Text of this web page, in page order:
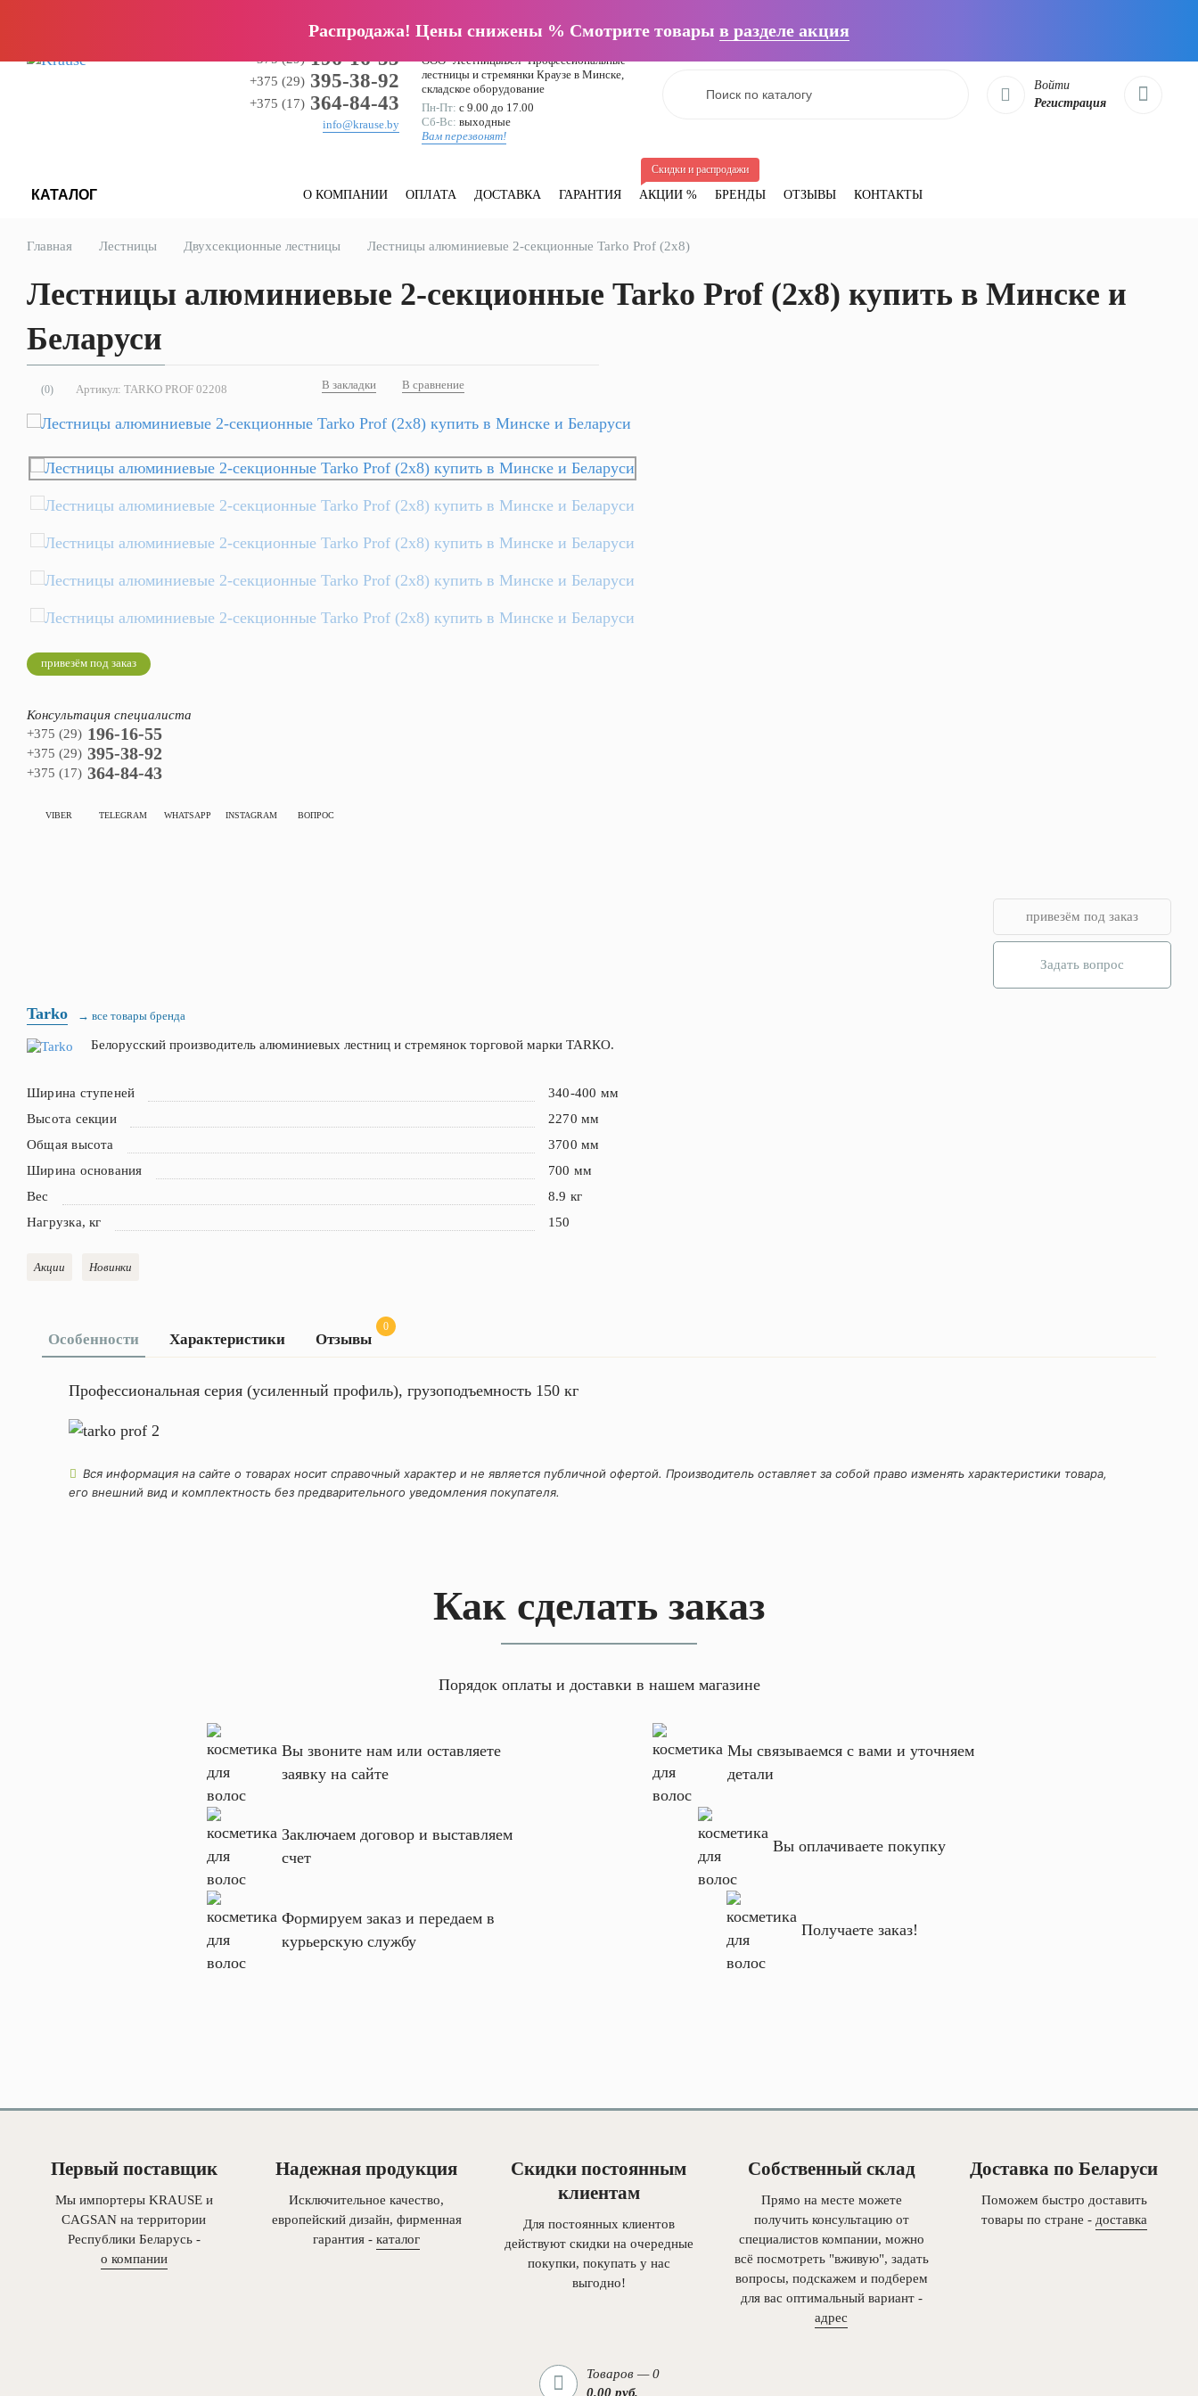
+375 (29) 196-16-55
+375 (29) 395-38-92
+375 (17) 364-84-43
info@krause.by
ООО "ЛестницыБел" Профессиональные
лестницы и стремянки Краузе в Минске,
складское оборудование
Пн-Пт: с 9.00 до 17.00
Сб-Вс: выходные
Вам перезвонят!
Войти
Регистрация
КАТАЛОГ О КОМПАНИИ ОПЛАТА ДОСТАВКА ГАРАНТИЯ АКЦИИ %
Скидки и распродажи
БРЕНДЫ ОТЗЫВЫ КОНТАКТЫ
Главная Лестницы Двухсекционные лестницы Лестницы алюминиевые 2-секционные Tarko Prof (2x8)
Лестницы алюминиевые 2-секционные Tarko Prof (2x8) купить в Минске и
Беларуси
(0) Артикул: TARKO PROF 02208 В закладки В сравнение
привезём под заказ
Консультация специалиста
+375 (29) 196-16-55
+375 (29) 395-38-92
+375 (17) 364-84-43
VIBER TELEGRAM WHATSAPP INSTAGRAM ВОПРОС
привезём под заказ
Задать вопрос
Tarko → все товары бренда
Белорусский производитель алюминиевых лестниц и стремянок торговой марки ТАRКО.
Ширина ступеней
340-400 мм
Высота секции
2270 мм
Общая высота
3700 мм
Ширина основания
700 мм
Вес
8.9 кг
Нагрузка, кг
150
Акции Новинки
Особенности Характеристики Отзывы
0
Профессиональная серия (усиленный профиль), грузоподъемность 150 кг
Ширина
ступеней
340-
400
Высота
секции
2270
мм
Оставить
отзыв
оценка
—
Вся информация на сайте о товарах носит справочный характер и не является публичной офертой. Производитель оставляет за собой право изменять характеристики товара,
его внешний вид и комплектность без предварительного уведомления покупателя.
Как сделать заказ
Порядок оплаты и доставки в нашем магазине
Вы звоните нам или оставляете
заявку на сайте
Мы связываемся с вами и уточняем
детали
Заключаем договор и выставляем
счет
Вы оплачиваете покупку
Формируем заказ и передаем в
курьерскую службу
Получаете заказ!
Первый поставщик
Мы импортеры KRAUSE и
CAGSAN на территории
Республики Беларусь -
о компании
Надежная продукция
Исключительное качество,
европейский дизайн, фирменная
гарантия -каталог
Скидки постоянным
клиентам
Для постоянных клиентов
действуют скидки на очередные
покупки, покупать у нас
выгодно!
Собственный склад
Прямо на месте можете
получить консультацию от
специалистов компании, можно
всё посмотреть "вживую", задать
вопросы, подскажем и подберем
для вас оптимальный вариант -
адрес
Доставка по Беларуси
Поможем быстро доставить
товары по стране - доставка
Товаров — 0
0.00 руб.
Распродажа! Цены снижены % Смотрите товары в разделе акция